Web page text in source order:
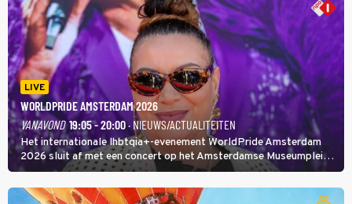
LIVE
WORLDPRIDE AMSTERDAM 2026
VANAVOND 19:05 - 20:00· NIEUWS/ACTUALITEITEN
Het internationale lhbtqia+-evenement WorldPride Amsterdam
2026 sluit af met een concert op het Amsterdamse Museumplein.
Anita Doth is een van de optredende artiesten. In de jaren 90
veroverde ze de wereld als zangeres van 2Unlimited.